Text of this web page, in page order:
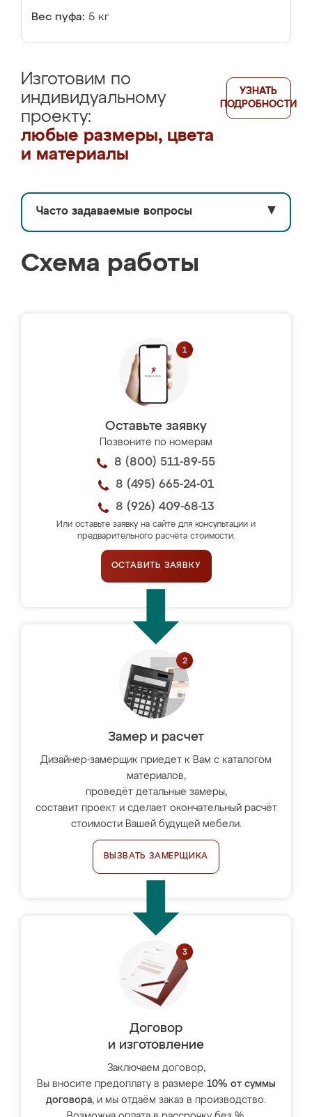
Вес пуфа: 5 кг
Изготовим по
индивидуальному
проекту:
любые размеры, цвета
и материалы
УЗНАТЬ
ПОДРОБНОСТИ
Часто задаваемые вопросы ▼
Схема работы
Оставьте заявку
Позвоните по номерам
8 (800) 511-89-55
8 (495) 665-24-01
8 (926) 409-68-13
Или оставьте заявку на сайте для консультации и
предварительного расчёта стоимости.
ОСТАВИТЬ ЗАЯВКУ
Замер и расчет
Дизайнер-замерщик приедет к Вам с каталогом
материалов,
проведёт детальные замеры,
составит проект и сделает окончательный расчёт
стоимости Вашей будущей мебели.
ВЫЗВАТЬ ЗАМЕРЩИКА
Договор
и изготовление
Заключаем договор,
Вы вносите предоплату в размере 10% от суммы
договора, и мы отдаём заказ в производство.